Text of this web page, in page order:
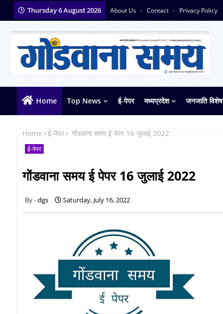
Thursday 6 August 2026 About Us Contact Privacy Policy
Home Top News ई-पेपर मध्यप्रदेश जनजाति विशेष
Home ई-पेपर गोंडवाना समय ई पेपर 16 जुलाई 2022
ई-पेपर
गोंडवाना समय ई पेपर 16 जुलाई 2022
dgs Saturday, July 16, 2022